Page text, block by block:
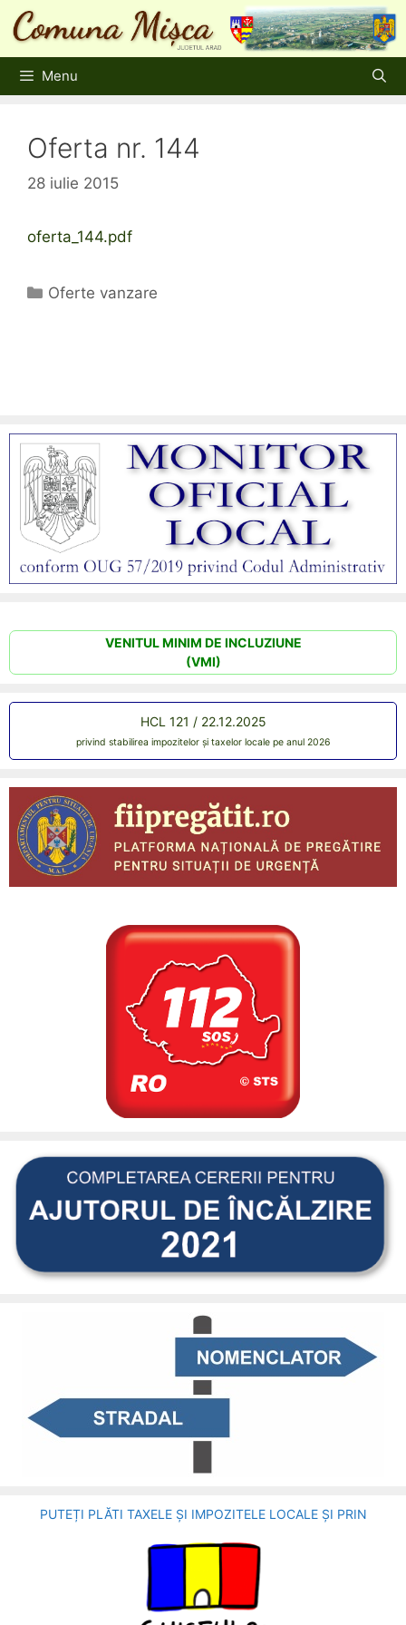
Sari
conținut
Menu
Oferta nr. 144
28 iulie 2015
oferta_144.pdf
Categorii
Oferte vanzare
VENITUL MINIM DE INCLUZIUNE
(VMI)
HCL 121 / 22.12.2025
privind stabilirea impozitelor și taxelor locale pe anul 2026
PUTEȚI PLĂTI TAXELE ȘI IMPOZITELE LOCALE ȘI PRIN